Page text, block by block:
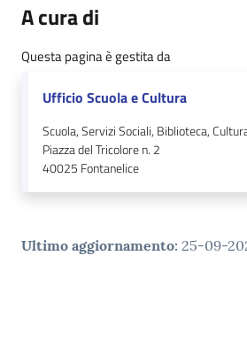
A cura di
Questa pagina è gestita da
Ufficio Scuola e Cultura
Scuola, Servizi Sociali, Biblioteca,
Piazza del Tricolore n. 2
40025 Fontanelice
Ultimo aggiornamento: 25-09-